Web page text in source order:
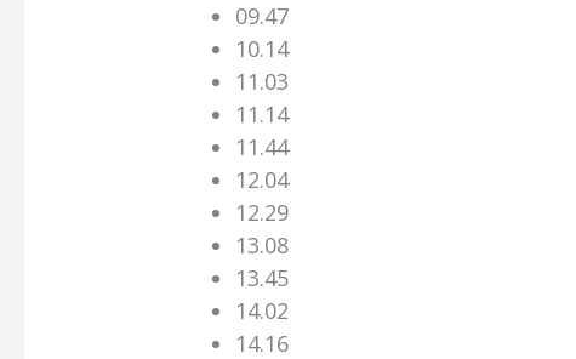
09.47
10.14
11.03
11.14
11.44
12.04
12.29
13.08
13.45
14.02
14.16